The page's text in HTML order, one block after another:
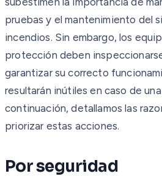
pruebas y el mantenimiento del
incendios. Sin embargo, los
protección deben
garantizar su correcto
resultarán inútiles en caso de
continuación, detallamos las
priorizar estas acciones.
Por seguridad